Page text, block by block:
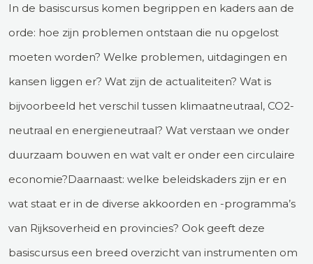
In de basiscursus komen begrippen en kaders aan de
orde: hoe zijn problemen ontstaan die nu opgelost
moeten worden? Welke problemen, uitdagingen en
kansen liggen er? Wat zijn de actualiteiten? Wat is
bijvoorbeeld het verschil tussen klimaatneutraal, CO2-
neutraal en energieneutraal? Wat verstaan we onder
duurzaam bouwen en wat valt er onder een circulaire
economie?Daarnaast: welke beleidskaders zijn er en
wat staat er in de diverse akkoorden en -programma’s
van Rijksoverheid en provincies? Ook geeft deze
basiscursus een breed overzicht van instrumenten om